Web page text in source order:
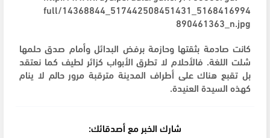
كانت صادمة بثقتها وحازمة برفض البدائل وأمام صدق حلمها
شلت اللغة. فالأحلام لا تطرق الأبواب كزائر لطيف كما نعتقد
بل تقبع هناك على أطراف المدينة مترقبة مرور حالم لا ينام
كهذه السيدة العنيدة.
شارك الخبر مع أصدقائك: